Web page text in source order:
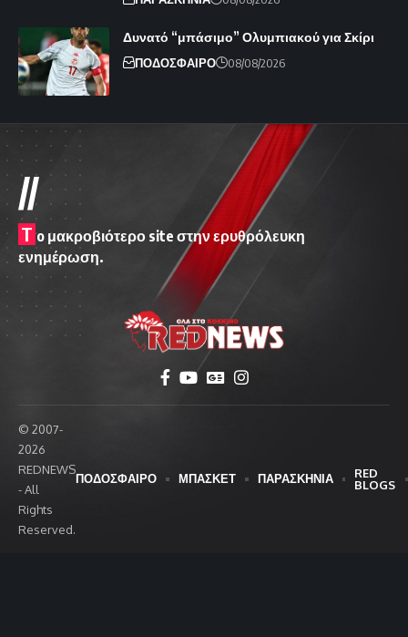
Δυνατό “μπάσιμο” Ολυμπιακού για Σκίρι
ΠΟΔΟΣΦΑΙΡΟ 08/08/2026
//
T o μακροβιότερο site στην ερυθρόλευκη
ενημέρωση.
© 2007-
2026
REDNEWS
- All
Rights
Reserved.
ΠΟΔΟΣΦΑΙΡΟ ΜΠΑΣΚΕΤ ΠΑΡΑΣΚΗΝΙΑ
RED
BLOGS